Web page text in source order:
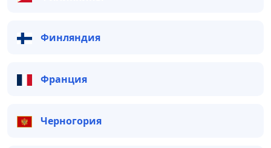
Финляндия
Франция
Черногория